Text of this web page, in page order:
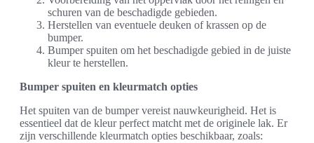
schuren van de beschadigde gebieden.
Herstellen van eventuele deuken of krassen op de
bumper.
Bumper spuiten om het beschadigde gebied in de juiste
kleur te herstellen.
Bumper spuiten en kleurmatch opties
Het spuiten van de bumper vereist nauwkeurigheid. Het is
essentieel dat de kleur perfect matcht met de originele lak. Er
zijn verschillende kleurmatch opties beschikbaar, zoals: